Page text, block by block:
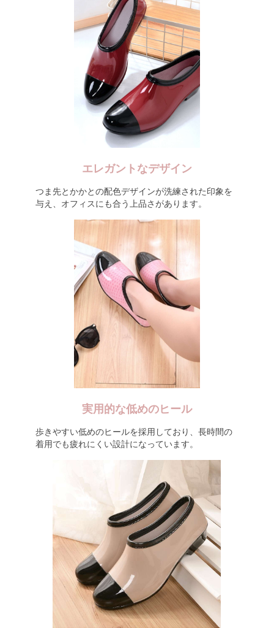
エレガントなデザイン
つま先とかかとの配色デザインが洗練された印象を
与え、オフィスにも合う上品さがあります。
実用的な低めのヒール
歩きやすい低めのヒールを採用しており、長時間の
着用でも疲れにくい設計になっています。